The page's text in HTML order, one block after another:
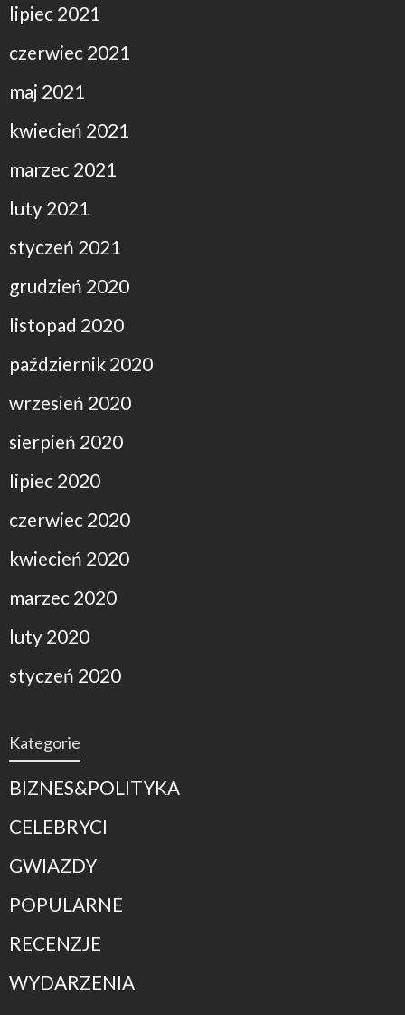
lipiec 2021
czerwiec 2021
maj 2021
kwiecień 2021
marzec 2021
luty 2021
styczeń 2021
grudzień 2020
listopad 2020
październik 2020
wrzesień 2020
sierpień 2020
lipiec 2020
czerwiec 2020
kwiecień 2020
marzec 2020
luty 2020
styczeń 2020
Kategorie
BIZNES&POLITYKA
CELEBRYCI
GWIAZDY
POPULARNE
RECENZJE
WYDARZENIA